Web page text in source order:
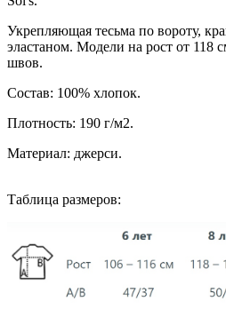
Укрепляющая тесьма по вороту,
эластаном. Модели на рост от 118
швов.
Состав: 100% хлопок.
Плотность: 190 г/м2.
Материал: джерси.
Таблица размеров: